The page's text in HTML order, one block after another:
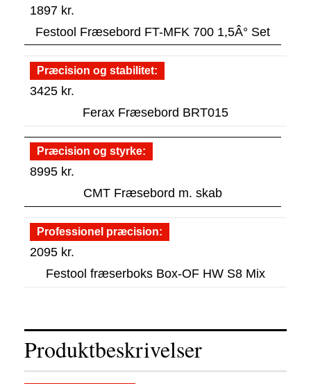
Festool Fræsebord FT-MFK 700 1,5Â° Set
1897 kr.
Præcision og stabilitet
Ferax Fræsebord BRT015
3425 kr.
Præcision og styrke
CMT Fræsebord m. skab
8995 kr.
Professionel præcision
Festool fræserboks Box-OF HW S8 Mix
2095 kr.
Produktbeskrivelser